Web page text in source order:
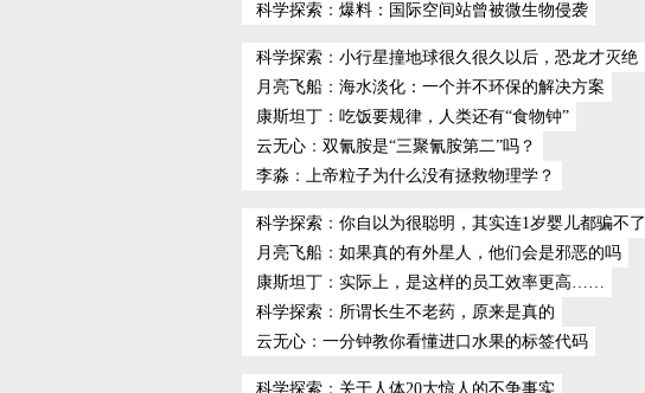
科学探索 ： 爆料：国际空间站曾被微生物侵袭
科学探索 ： 小行星撞地球很久很久以后，恐龙才灭绝
月亮飞船 ： 海水淡化：一个并不环保的解决方案
康斯坦丁 ： 吃饭要规律，人类还有“食物钟”
云无心 ： 双氰胺是“三聚氰胺第二”吗？
李淼 ： 上帝粒子为什么没有拯救物理学？
科学探索 ： 你自以为很聪明，其实连1岁婴儿都骗不了
月亮飞船 ： 如果真的有外星人，他们会是邪恶的吗
康斯坦丁 ： 实际上，是这样的员工效率更高……
科学探索 ： 所谓长生不老药，原来是真的
云无心 ： 一分钟教你看懂进口水果的标签代码
科学探索 ： 关于人体20大惊人的不争事实